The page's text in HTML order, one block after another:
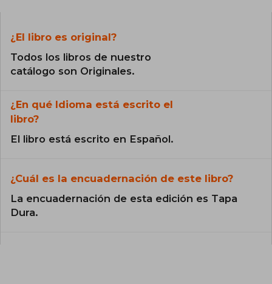
¿El libro es original?
Todos los libros de nuestro
catálogo son Originales.
¿En qué Idioma está escrito el
libro?
El libro está escrito en Español.
¿Cuál es la encuadernación de este libro?
La encuadernación de esta edición es Tapa
Dura.